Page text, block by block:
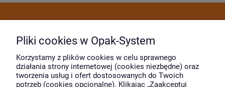
Moje konto
Pliki cookies w Opak-System
Korzystamy z plików cookies w celu sprawnego
działania strony internetowej (cookies niezbędne) oraz
tworzenia usług i ofert dostosowanych do Twoich
potrzeb (cookies opcjonalne). Klikając „Zaakceptuj